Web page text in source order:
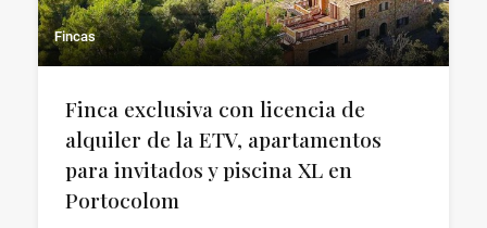
Fincas
Finca exclusiva con licencia de
alquiler de la ETV, apartamentos
para invitados y piscina XL en
Portocolom